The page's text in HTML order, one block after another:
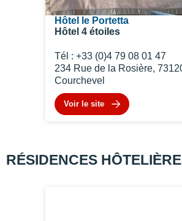
Hôtel le Portetta
Hôtel 4 étoiles
Tél : +33 (0)4 79 08 01 47
234 Rue de la Rosière,
Courchevel
Voir le site
RÉSIDENCES